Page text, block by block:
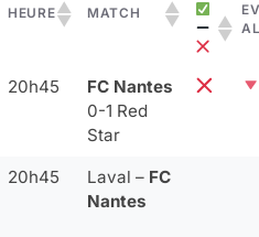
HEURE MATCH
20h45
FC Nantes
0-1 Red
Star
20h45 Laval – FC
Nantes